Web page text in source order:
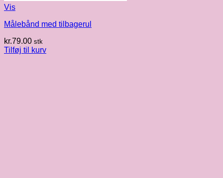
Vis
Målebånd med tilbagerul
kr.79.00 stk
Tilføj til kurv